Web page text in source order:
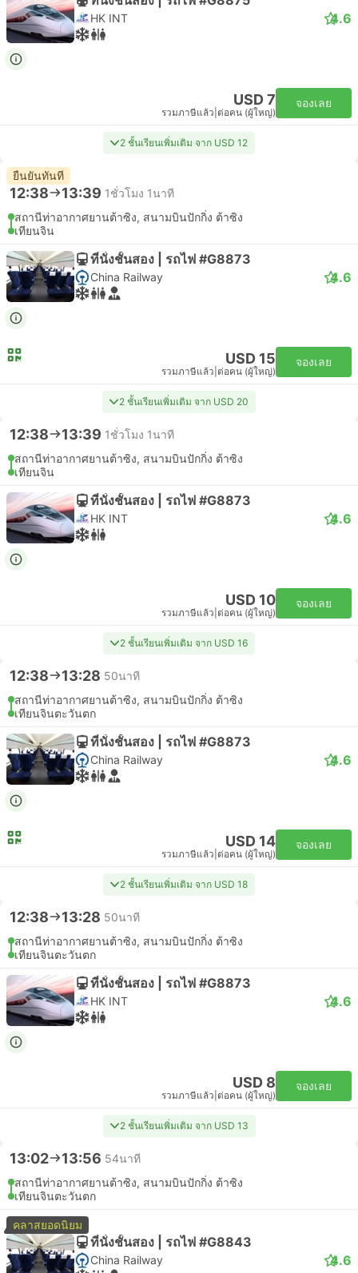
HK INT 4.6
USD 7
รวมภาษีแล้ว ต่อคน (ผู้ใหญ่)
จองเลย
2 ชั้นเรียนเพิ่มเติม จาก USD 12
ยืนยันทันที
12:38 13:39 1ชั่วโมง 1นาที
สถานีท่าอากาศยานต้าซิง, สนามบินปักกิ่ง ต้าซิง
เทียนจิน
ที่นั่งชั้นสอง | รถไฟ #G8873
China Railway 4.6
USD 15
รวมภาษีแล้ว ต่อคน (ผู้ใหญ่)
จองเลย
2 ชั้นเรียนเพิ่มเติม จาก USD 20
12:38 13:39 1ชั่วโมง 1นาที
สถานีท่าอากาศยานต้าซิง, สนามบินปักกิ่ง ต้าซิง
เทียนจิน
ที่นั่งชั้นสอง | รถไฟ #G8873
HK INT 4.6
USD 10
รวมภาษีแล้ว ต่อคน (ผู้ใหญ่)
จองเลย
2 ชั้นเรียนเพิ่มเติม จาก USD 16
12:38 13:28 50นาที
สถานีท่าอากาศยานต้าซิง, สนามบินปักกิ่ง ต้าซิง
เทียนจินตะวันตก
ที่นั่งชั้นสอง | รถไฟ #G8873
China Railway 4.6
USD 14
รวมภาษีแล้ว ต่อคน (ผู้ใหญ่)
จองเลย
2 ชั้นเรียนเพิ่มเติม จาก USD 18
12:38 13:28 50นาที
สถานีท่าอากาศยานต้าซิง, สนามบินปักกิ่ง ต้าซิง
เทียนจินตะวันตก
ที่นั่งชั้นสอง | รถไฟ #G8873
HK INT 4.6
USD 8
รวมภาษีแล้ว ต่อคน (ผู้ใหญ่)
จองเลย
2 ชั้นเรียนเพิ่มเติม จาก USD 13
13:02 13:56 54นาที
สถานีท่าอากาศยานต้าซิง, สนามบินปักกิ่ง ต้าซิง
เทียนจินตะวันตก
คลาสยอดนิยม
ที่นั่งชั้นสอง | รถไฟ #G8843
China Railway 4.6